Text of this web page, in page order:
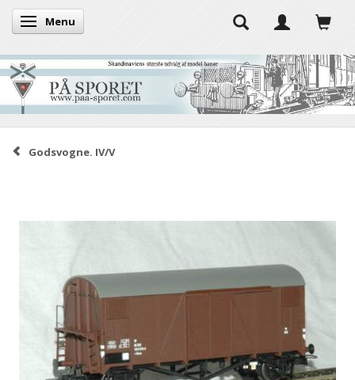
Skifte navigation
Menu
Godsvogne. IV/V